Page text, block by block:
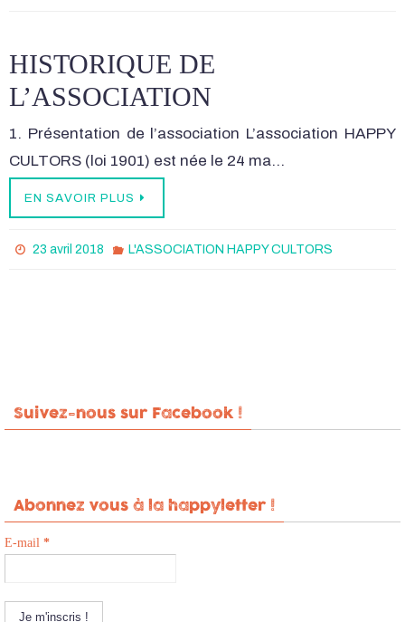
HISTORIQUE DE
L’ASSOCIATION
1. Présentation de l’association L’association HAPPY
CULTORS (loi 1901) est née le 24 ma…
EN SAVOIR PLUS
23 avril 2018 L'ASSOCIATION HAPPY CULTORS
Suivez-nous sur Facebook !
Abonnez vous à la happyletter !
E-mail *